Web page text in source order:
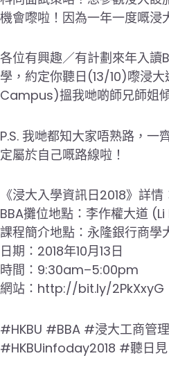
機會嚟啦！因為一年一度嘅浸
各位有興趣／有計劃來年入讀
學，約定你聽日(13/10)嚟浸
Campus)搵我哋啲師兄師姐
P.S. 我哋都知大家唔熟路，
定屬於自己嘅路線啦！
《浸大入學資訊日2018》詳情
BBA攤位地點：李作權大道
課程簡介地點：永隆銀行商
日期：2018年10月13日
時間：9:30am–5:00pm
網站：http://bit.ly/2PkXxyG
#HKBU #BBA #浸大工商管
#HKBUinfoday2018 #聽日見